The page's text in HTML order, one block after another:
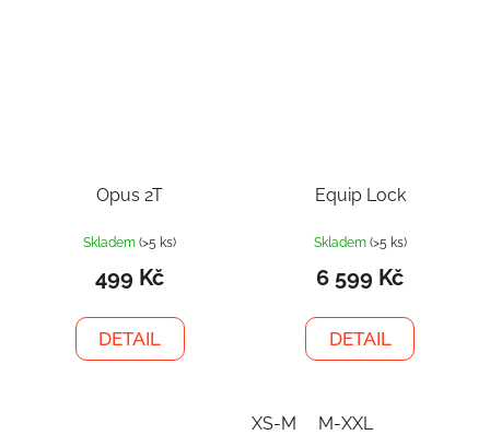
Opus 2T
Skladem(>5 ks)
499 Kč
DETAIL
Equip Lock
Skladem (>5 ks)
6 599 Kč
DETAIL
XS-M M-XXL